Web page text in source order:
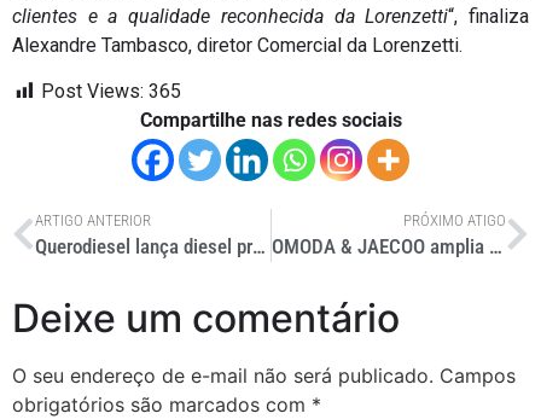
clientes e a qualidade reconhecida da Lorenzetti“, finaliza
Alexandre Tambasco, diretor Comercial da Lorenzetti.
Post Views: 365
Compartilhe nas redes sociais
ARTIGO ANTERIOR
Querodiesel lança diesel premium para o inverno
PRÓXIMO ATIGO
OMODA & JAECOO amplia centro logístico no Brasil
Deixe um comentário
O seu endereço de e-mail não será publicado. Campos
obrigatórios são marcados com *